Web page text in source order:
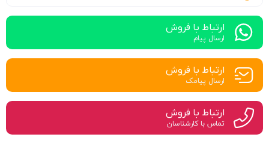
ارتباط با فروش
ارسال پیام
ارتباط با فروش
ارسال پیامک
ارتباط با فروش
تماس با کارشناسان